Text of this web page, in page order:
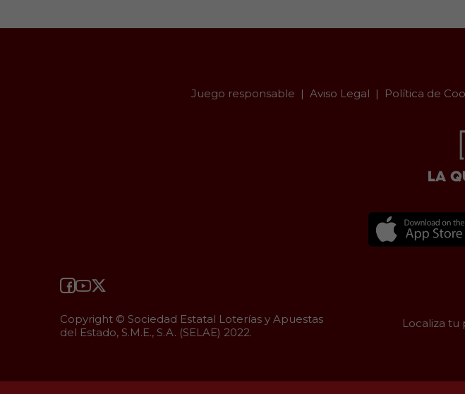
Juego responsable Aviso Legal Política de
Copyright © Sociedad Estatal Loterías y Apuestas
del Estado, S.M.E., S.A. (SELAE) 2022.
Localiza tu